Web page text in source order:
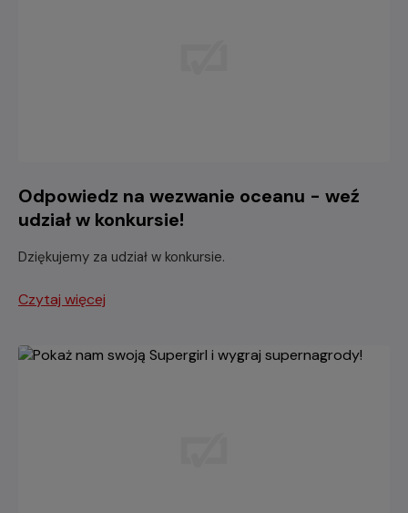
Odpowiedz na wezwanie oceanu - weź
udział w konkursie!
Dziękujemy za udział w konkursie.
Czytaj więcej